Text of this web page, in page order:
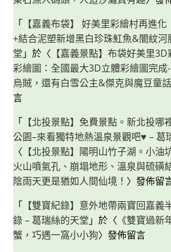
「 【嘉義布袋】 好美里彩繪村再進
+結合泥塑新增黑白珍珠魟魚&闇紋河
堂 」於〈 【嘉義景點】布袋好美里
彩繪圖：全國最大3D立體彩繪圖完成
烏賊，還有白雪公主&傑克與魔豆童
言
「 【北投景點】免費景點。新北投哪
公園–來看獨特地熱溫泉景觀吧♥ – 葛
〈 【北投景點】陽明山竹子湖。小油
火山噴氣孔、崩塌地形、溫泉與硫磺
陰雨天更是猶如人間仙境！ 〉發佈留
「 【雙寶紀錄】意外地帶兩寶回嘉義
錄 – 葛瑞絲的天堂 」於〈 《雙寶過新
蟹，巧遇一窩小小狗〉發佈留言